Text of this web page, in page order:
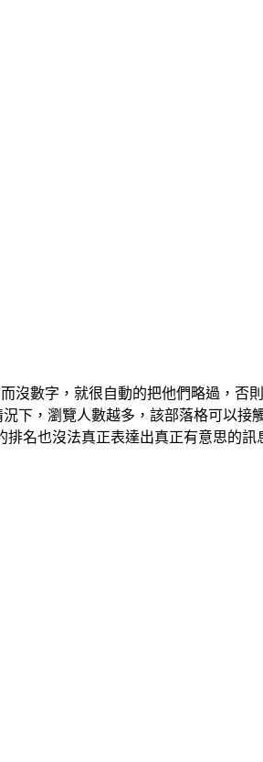
沒數字，就很自動的把他們略過，否
況下，瀏覽人數越多，該部落格可以
名也沒法真正表達出真正有意思的訊